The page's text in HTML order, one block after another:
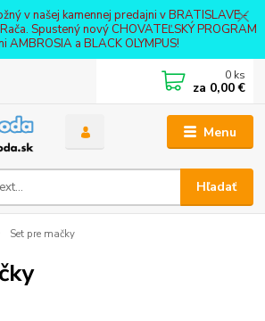
v našej kamennej predajni v BRATISLAVE -
Spustený nový CHOVATEĽSKÝ PROGRAM
AMBROSIA a BLACK OLYMPUS!
Menu
Hľadať
0 ks
za 0,00 €
Set pre mačky